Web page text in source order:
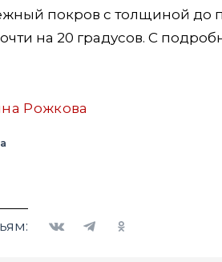
покров с толщиной до
на 20 градусов. С
Рожкова